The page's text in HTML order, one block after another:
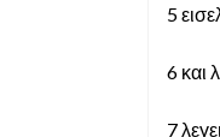
5
6 και
7